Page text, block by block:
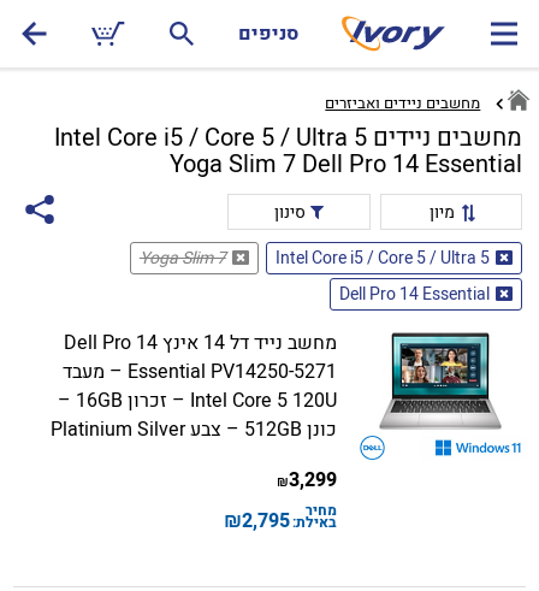
סניפים
מחשבים ניידים ואביזרים
מחשבים ניידים Intel Core i5 / Core 5 / Ultra 5
Yoga Slim 7 Dell Pro 14 Essential
מיון
סינון
Intel Core i5 / Core 5 / Ultra 5
Yoga Slim 7
Dell Pro 14 Essential
מחשב נייד דל 14 אינץ Dell Pro 14
Essential PV14250-5271 – מעבד
Intel Core 5 120U – זכרון 16GB –
כונן 512GB – צבע Platinium Silver
3,299
₪
מחיר
באילת:2,795
₪